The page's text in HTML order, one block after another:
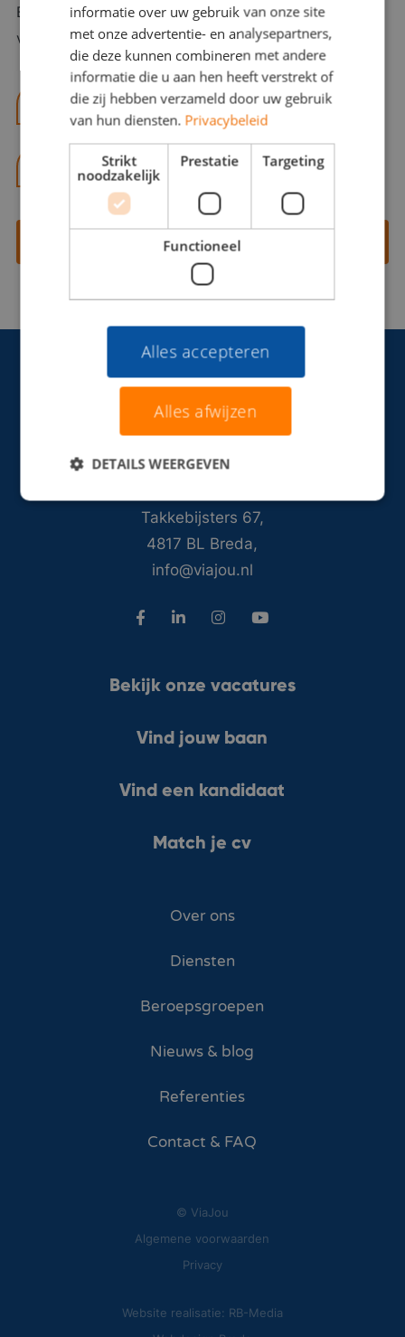
Bel of mail Benno met al jouw vragen. Benno staat
voor je klaar en helpt je graag!
benno@viajou.nl
06 13 28 62 71
Contact opnemen
Takkebijsters 67,
4817 BL Breda,
info@viajou.nl
Bekijk onze vacatures
Vind jouw baan
Vind een kandidaat
Match je cv
Over ons
Diensten
Beroepsgroepen
Nieuws & blog
Referenties
Contact & FAQ
© ViaJou
Algemene voorwaarden
Privacy
Website realisatie: RB-Media
informatie over uw gebruik van onze site
met onze advertentie- en analysepartners,
die deze kunnen combineren met andere
informatie die u aan hen heeft verstrekt of
die zij hebben verzameld door uw gebruik
van hun diensten. Privacybeleid
Strikt
noodzakelijk
Prestatie Targeting
Functioneel
Alles accepteren
Alles afwijzen
DETAILS WEERGEVEN